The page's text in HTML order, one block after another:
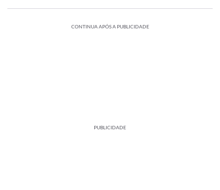
CONTINUA APÓS A PUBLICIDADE
PUBLICIDADE